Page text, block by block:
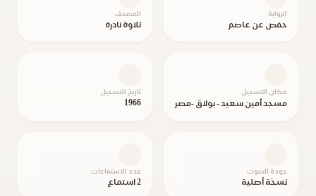
الرواية
حفص عن عاصم
المصحف
تلاوة نادرة
مكان التسجيل
مسجد أمين سعيد - بولاق -مصر
تاريخ التسجيل
1966
جودة الصوت
نسخة أصلية
عدد الاستماعات
2 استماع